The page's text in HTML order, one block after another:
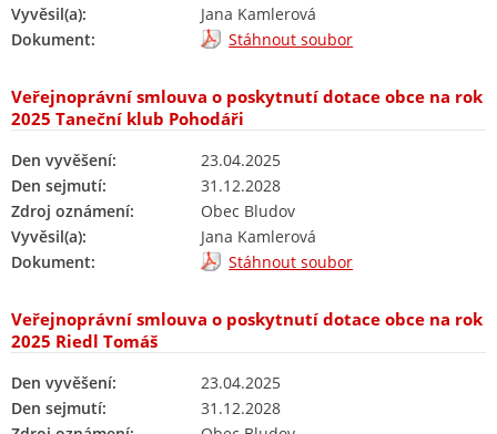
Vyvěsil(a):
Jana Kamlerová
Dokument:
Stáhnout soubor
Veřejnoprávní smlouva o poskytnutí dotace obce na rok
2025 Taneční klub Pohodáři
Den vyvěšení:
23.04.2025
Den sejmutí:
31.12.2028
Zdroj oznámení:
Obec Bludov
Vyvěsil(a):
Jana Kamlerová
Dokument:
Stáhnout soubor
Veřejnoprávní smlouva o poskytnutí dotace obce na rok
2025 Riedl Tomáš
Den vyvěšení:
23.04.2025
Den sejmutí:
31.12.2028